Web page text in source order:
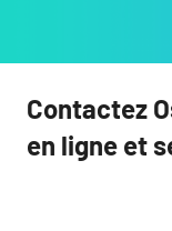
Contactez
en ligne et